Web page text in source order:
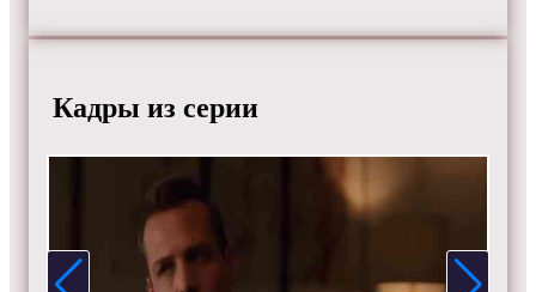
Актеры:Рик Хоффман, Аманда Шулл, Гэбриел Махт,
Джина Торрес, Дьюли Хилл и Меган Маркл.
бесплатно в хорошем HD качестве, на телефоне,
планшете, пк или телевизоре на сайте tvsuits.ru.
Кадры из серии